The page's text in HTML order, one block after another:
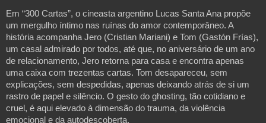
Em “300 Cartas”, o cineasta argentino Lucas Santa Ana propõe
um mergulho íntimo nas ruínas do amor contemporâneo. A
história acompanha Jero (Cristian Mariani) e Tom (Gastón Frías),
um casal admirado por todos, até que, no aniversário de um ano
de relacionamento, Jero retorna para casa e encontra apenas
uma caixa com trezentas cartas. Tom desapareceu, sem
explicações, sem despedidas, apenas deixando atrás de si um
rastro de papel e silêncio. O gesto do ghosting, tão cotidiano e
cruel, é aqui elevado à dimensão do trauma, da violência
emocional e da autodescoberta.